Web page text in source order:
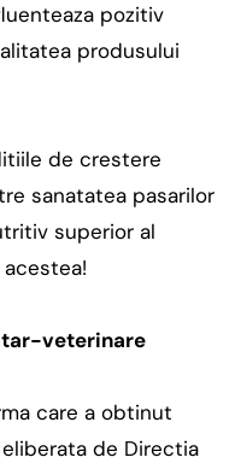
pozitiv
produsului
de crestere
sanatatea pasarilor
superior al
veterinare
care a obtinut
de Directia